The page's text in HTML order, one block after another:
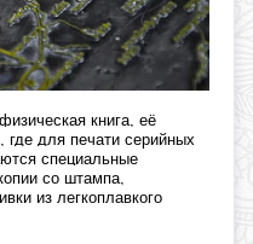
книга, её
где для печати серийных
специальные
со штампа,
из легкоплавкого